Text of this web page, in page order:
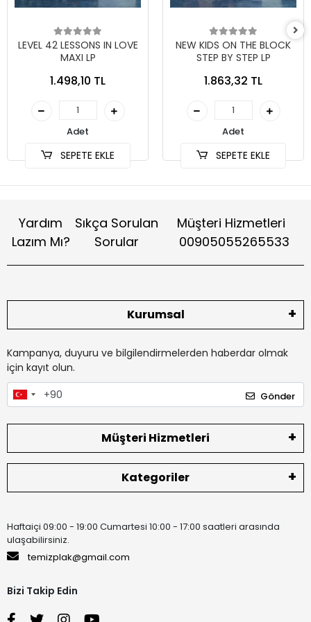
LEVEL 42 LESSONS IN LOVE
MAXI LP
1.498,10 TL
Adet
SEPETE EKLE
NEW KIDS ON THE BLOCK
STEP BY STEP LP
1.863,32 TL
Adet
SEPETE EKLE
Yardım
Lazım Mı?
Sıkça Sorulan
Sorular
Müşteri Hizmetleri
00905055265533
Kurumsal
Kampanya, duyuru ve bilgilendirmelerden haberdar olmak
için kayıt olun.
Gönder
Müşteri Hizmetleri
Kategoriler
Haftaiçi 09:00 - 19:00 Cumartesi 10:00 - 17:00 saatleri arasında
ulaşabilirsiniz.
temizplak@gmail.com
Bizi Takip Edin